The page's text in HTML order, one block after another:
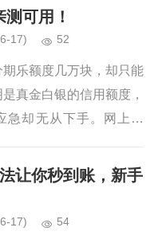
么变成现金流，没人告诉
超过60%的分期...
可用！
17) 52
乐额度几万块，却只能
真金白银的信用额度，
急却无从下手。网上那
下的那个？可能让你掉
让你秒到账，新手
17) 54